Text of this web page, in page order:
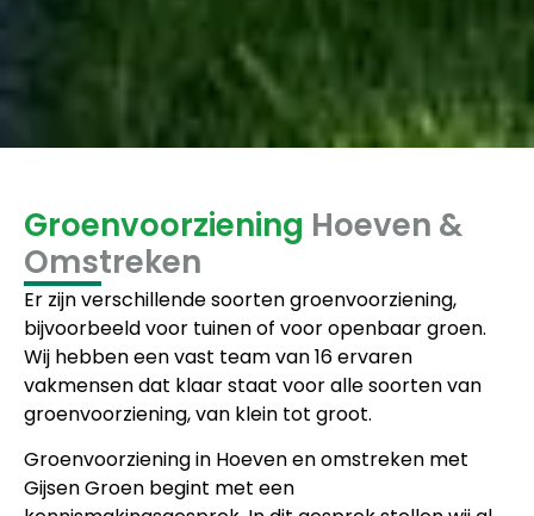
Groenvoorziening Hoeven &
Omstreken
Er zijn verschillende soorten groenvoorziening,
bijvoorbeeld voor tuinen of voor openbaar groen.
Wij hebben een vast team van 16 ervaren
vakmensen dat klaar staat voor alle soorten van
groenvoorziening, van klein tot groot.
Groenvoorziening in Hoeven en omstreken met
Gijsen Groen begint met een